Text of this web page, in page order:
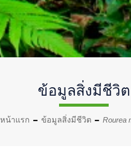
ข้อมูลสิ่งมีชีวิต
หน้าแรก ข้อมูลสิ่งมีชีวิต Rourea